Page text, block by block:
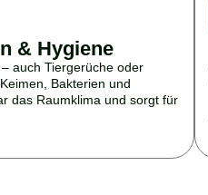
& Hygiene
auch Tiergerüche oder
Bakterien und
das Raumklima und sorgt für